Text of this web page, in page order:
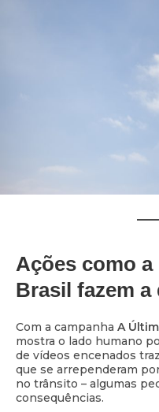
Ações como
Brasil fazem a
Com a campanha A
mostra o lado humano
de vídeos encenados
que se arrependeram
no trânsito – algumas
consequências.